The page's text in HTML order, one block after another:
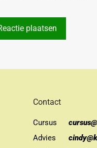
Contact
Cursus
Advies